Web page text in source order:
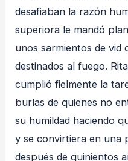
desafiaban la razón
superiora le mandó
unos sarmientos de vid
destinados al fuego.
cumplió fielmente la
burlas de quienes no
su humildad haciendo
y se convirtiera en una
después de quinientos